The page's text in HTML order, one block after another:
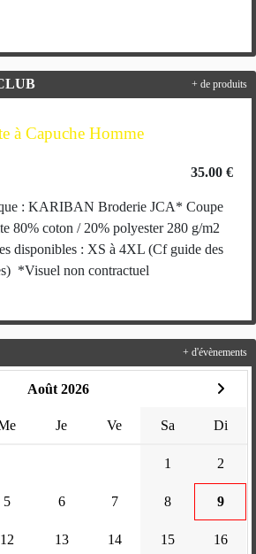
à Capuche Homme
35.00 €
: KARIBAN Broderie JCA* Coupe
80% coton / 20% polyester 280 g/m2
disponibles : XS à 4XL (Cf guide des
*Visuel non contractuel
+ de produits
Août 2026
Je Ve Sa Di
1 2
5 6 7 8 9
12 13 14 15 16
+ d'évènements